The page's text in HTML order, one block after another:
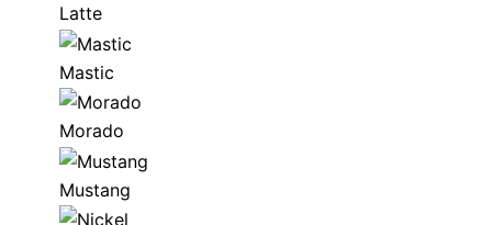
Latte
Mastic
Morado
Mustang